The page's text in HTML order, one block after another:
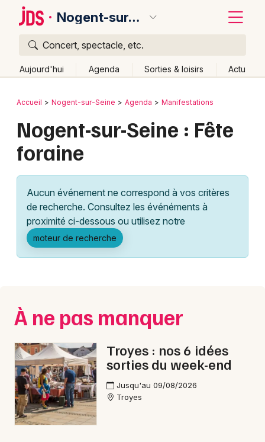
Nogent-sur-Seine
Concert, spectacle, etc.
Aujourd'hui Agenda Sorties & loisirs Actu
Publier un événement
Grands événements
Activité & Expérience
Manifestations
Foires & salons
Concerts
Sports
Soirées
Sorties famille
Bordeaux
Colmar
Lille
Lyon
Marseille
Mulhouse
Nice
Paris
Strasbourg
Toulouse
Toutes les villes
Retour
Accueil Nogent-sur-Seine Agenda Manifestations
Nogent-sur-Seine : Fête
foraine
Aucun événement ne correspond à vos critères
de recherche. Consultez les événéments à
proximité ci-dessous ou utilisez notre
moteur de recherche
À ne pas manquer
Troyes : nos 6 idées
sorties du week-end
Jusqu'au 09/08/2026
Troyes
Quoi ?
Où ?
Champagne-Ardenne
Partout
Près de moi
Changer de lieu
Aujourd'hui
Demain Ce week-end Autre